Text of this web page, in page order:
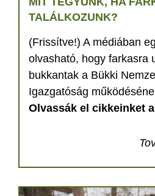
TALÁLKOZUNK?
(Frissítve!) A médiában
olvasható, hogy farkasra
bukkantak a Bükki
Igazgatóság
Olvassák el cikkeinket